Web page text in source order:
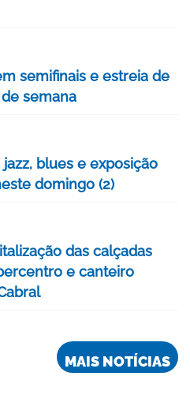
semifinais e estreia de
semana
blues e exposição
domingo (2)
das calçadas
e canteiro
MAIS NOTÍCIAS